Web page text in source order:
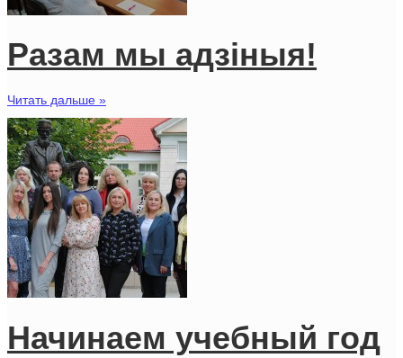
Разам мы адзіныя!
Читать дальше »
Начинаем учебный год